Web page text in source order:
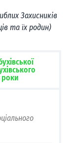
Захисників
та їх родин)
роки